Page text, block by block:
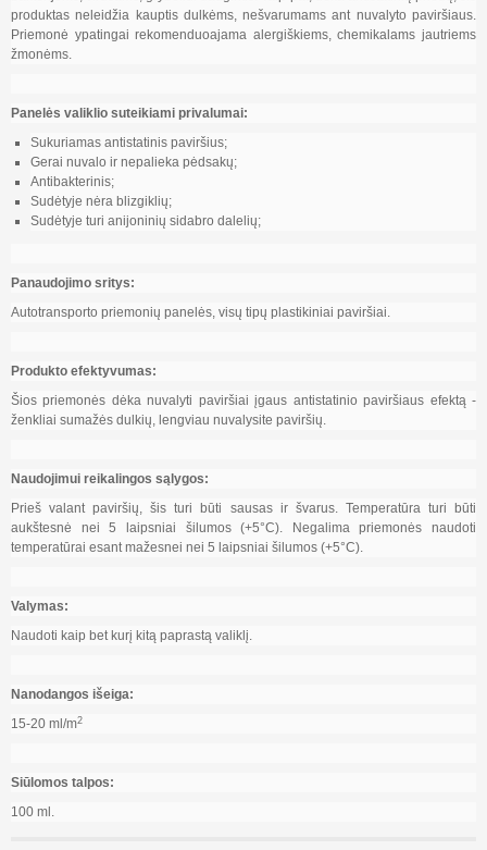
produktas neleidžia kauptis dulkėms, nešvarumams ant nuvalyto paviršiaus.
Priemonė ypatingai rekomenduoajama alergiškiems, chemikalams jautriems
žmonėms.
Panelės valiklio suteikiami privalumai:
Sukuriamas antistatinis paviršius;
Gerai nuvalo ir nepalieka pėdsakų;
Antibakterinis;
Sudėtyje nėra blizgiklių;
Sudėtyje turi anijoninių sidabro dalelių;
Panaudojimo sritys:
Autotransporto priemonių panelės, visų tipų plastikiniai paviršiai.
Produkto efektyvumas:
Šios priemonės dėka nuvalyti paviršiai įgaus antistatinio paviršiaus efektą -
ženkliai sumažės dulkių, lengviau nuvalysite paviršių.
Naudojimui reikalingos sąlygos:
Prieš valant paviršių, šis turi būti sausas ir švarus. Temperatūra turi būti
aukštesnė nei 5 laipsniai šilumos (+5°C). Negalima priemonės naudoti
temperatūrai esant mažesnei nei 5 laipsniai šilumos (+5°C).
Valymas:
Naudoti kaip bet kurį kitą paprastą valiklį.
Nanodangos išeiga:
15-20 ml/m2
Siūlomos talpos:
100 ml.